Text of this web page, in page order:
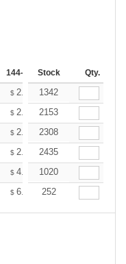
144-287 288 + More
Stock Qty.
$ 2.72 $2.70
1342
$ 2.72 $2.70
2153
$ 2.72 $2.70
2308
$ 2.72 $2.70
2435
$ 4.85 $4.80
1020
$ 6.30 $6.25
252